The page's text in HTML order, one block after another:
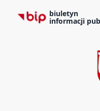
biuletyn
informacji